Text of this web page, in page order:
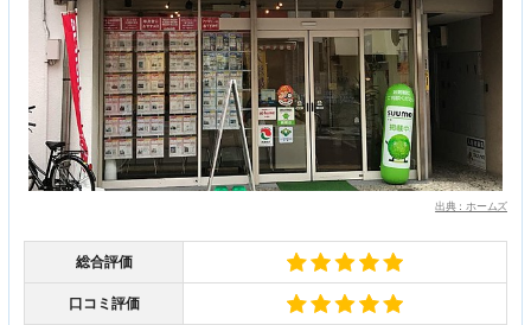
出典：ホームズ
総合評価
口コミ評価